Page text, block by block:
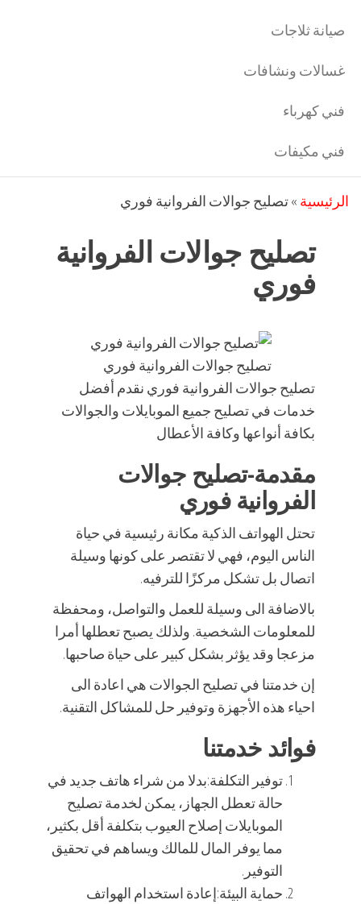
صيانة ثلاجات
غسالات ونشافات
فني كهرباء
فني مكيفات
الرئيسية »تصليح جوالات الفروانية فوري
تصليح جوالات الفروانية
فوري
تصليح جوالات الفروانية فوري
تصليح جوالات الفروانية فوري نقدم أفضل
خدمات في تصليح جميع الموبايلات والجوالات
بكافة أنواعها وكافة الأعطال
مقدمة-تصليح جوالات
الفروانية فوري
تحتل الهواتف الذكية مكانة رئيسية في حياة
الناس اليوم، فهي لا تقتصر على كونها وسيلة
اتصال بل تشكل مركزًا للترفيه.
بالاضافة الى وسيلة للعمل والتواصل، ومحفظة
للمعلومات الشخصية. ولذلك يصبح تعطلها أمرا
مزعجا وقد يؤثر بشكل كبير على حياة صاحبها.
إن خدمتنا في تصليح الجوالات هي اعادة الى
احياء هذه الأجهزة وتوفير حل للمشاكل التقنية.
فوائد خدمتنا
توفير التكلفة:بدلا من شراء هاتف جديد في
حالة تعطل الجهاز، يمكن لخدمة تصليح
الموبايلات إصلاح العيوب بتكلفة أقل بكثير،
مما يوفر المال للمالك ويساهم في تحقيق
التوفير.
حماية البيئة:إعادة استخدام الهواتف